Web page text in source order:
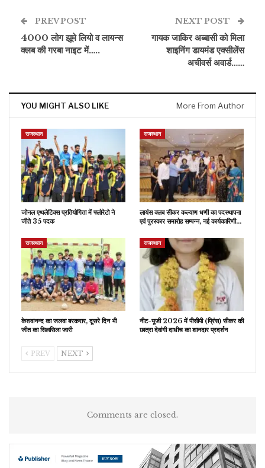
PREV POST
4000 लोग झूमे लियो व लायन्स
क्लब की गरबा नाइट में…..
NEXT POST
गायक जाकिर अब्बासी को मिला
शाइनिंग डायमंड एक्सीलेंस
अचीवर्स अवार्ड……
YOU MIGHT ALSO LIKE More From Author
राजस्थान
जोनल एथलेटिक्स प्रतियोगिता में फ्लोरेटो ने
जीते 35 पदक
राजस्थान
लायंस क्लब सीकर कल्याण धणी का पदस्थापना
एवं पुरस्कार समारोह सम्पन्न, नई कार्यकारिणी…
राजस्थान
केशवानन्द का जलवा बरकरार, दूसरे दिन भी
जीत का सिलसिला जारी
राजस्थान
नीट-यूजी 2026 में पीसीपी (प्रिंस) सीकर की
छात्रा देवांगी दाधीच का शानदार प्रदर्शन
PREV NEXT
Comments are closed.